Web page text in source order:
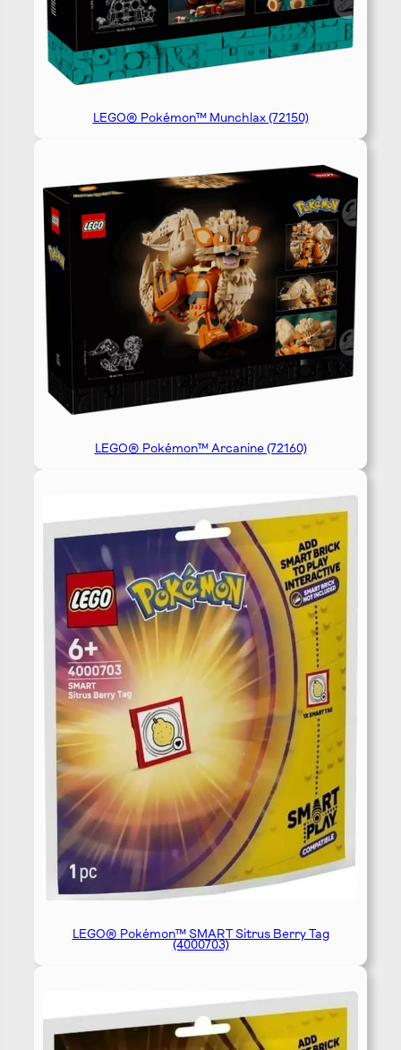
LEGO® Pokémon™ Munchlax (72150)
LEGO® Pokémon™ Arcanine (72160)
LEGO® Pokémon™ SMART Sitrus Berry Tag
(4000703)